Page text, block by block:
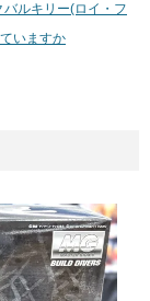
ルキリー(ロイ・フ
いますか